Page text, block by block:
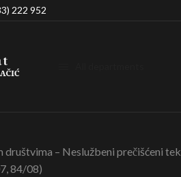
222 952
– Neslužbeni prečišćeni
84/08)